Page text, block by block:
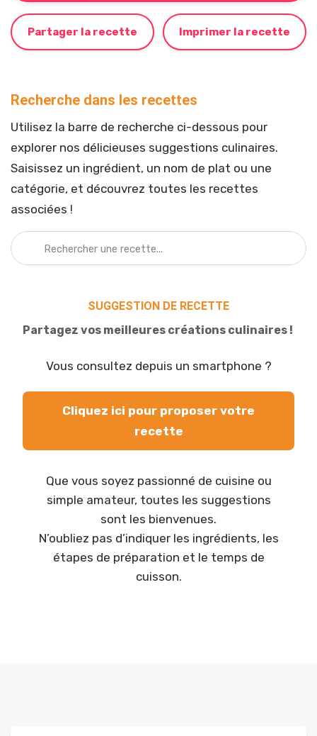
Partager la recette Imprimer la recette
Recherche dans les recettes
Utilisez la barre de recherche ci-dessous pour
explorer nos délicieuses suggestions culinaires.
Saisissez un ingrédient, un nom de plat ou une
catégorie, et découvrez toutes les recettes
associées !
SUGGESTION DE RECETTE
Partagez vos meilleures créations culinaires !
Vous consultez depuis un smartphone ?
Cliquez ici pour proposer votre
recette
Que vous soyez passionné de cuisine ou
simple amateur, toutes les suggestions
sont les bienvenues.
N’oubliez pas d’indiquer les ingrédients, les
étapes de préparation et le temps de
cuisson.